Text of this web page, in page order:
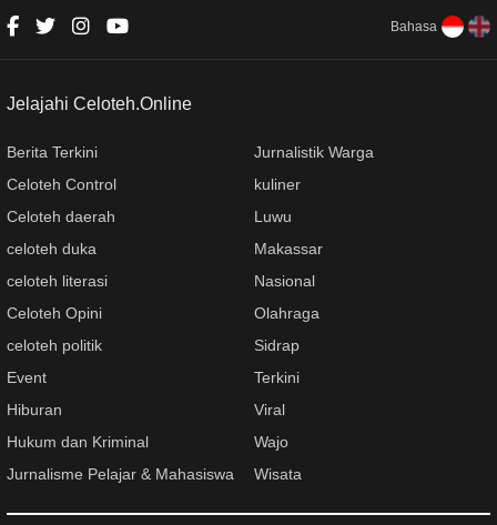
Bahasa
Jelajahi Celoteh.Online
Berita Terkini
Celoteh Control
Celoteh daerah
celoteh duka
celoteh literasi
Celoteh Opini
celoteh politik
Event
Hiburan
Hukum dan Kriminal
Jurnalisme Pelajar & Mahasiswa
Jurnalistik Warga
kuliner
Luwu
Makassar
Nasional
Olahraga
Sidrap
Terkini
Viral
Wajo
Wisata